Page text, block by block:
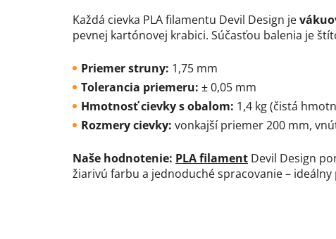
Každá cievka PLA filamentu Devil Design je
pevnej kartónovej krabici. Súčasťou balenia je
Priemer struny: 1,75 mm
Tolerancia priemeru: ± 0,05 mm
Hmotnosť cievky s obalom: 1,4 kg (čistá
Rozmery cievky: vonkajší priemer 200 mm,
Naše hodnotenie: PLA filament Devil Design
žiarivú farbu a jednoduché spracovanie –